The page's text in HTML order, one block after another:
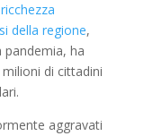
della regione,
pandemia, ha
di cittadini
aggravati